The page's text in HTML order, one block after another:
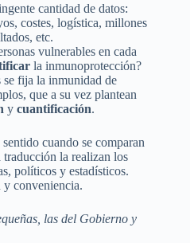
cantidad de datos:
costes, logística, millones
etc.
vulnerables en cada
la inmunoprotección?
se fija la inmunidad de
que a su vez plantean
y cuantificación.
cuando se comparan
la realizan los
políticos y estadísticos.
y conveniencia.
las del Gobierno y